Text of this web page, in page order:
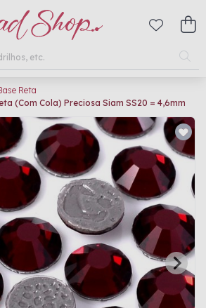
Reta
(Com Cola) Preciosa Siam SS20 = 4,6mm